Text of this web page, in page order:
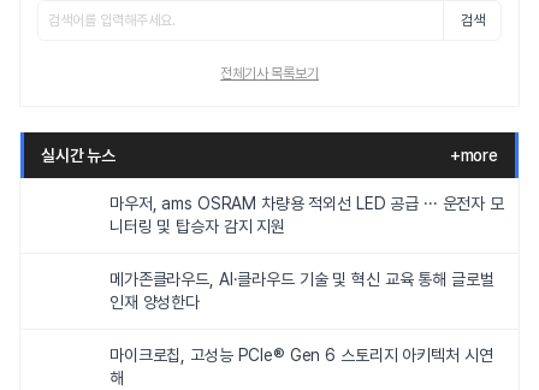
검색
전체기사 목록보기
실시간 뉴스 +more
마우저, ams OSRAM 차량용 적외선 LED 공급 ··· 운전자 모
니터링 및 탑승자 감지 지원
메가존클라우드, AI·클라우드 기술 및 혁신 교육 통해 글로벌
인재 양성한다
마이크로칩, 고성능 PCIe® Gen 6 스토리지 아키텍처 시연
해